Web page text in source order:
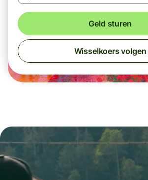
Geld sturen
Wisselkoers volgen